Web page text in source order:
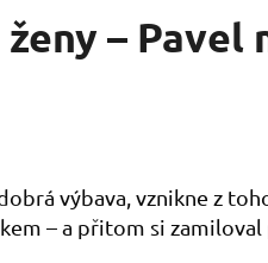
– Pavel
výbava, vznikne z
– a přitom si